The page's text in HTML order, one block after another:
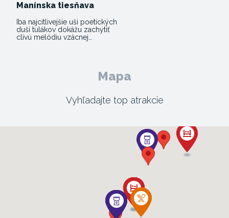
Manínska tiesňava
Iba najcitlivejšie uši poetických
duší tulákov dokážu zachytiť
clivú melódiu vzácnej…
Mapa
Vyhľadajte top atrakcie